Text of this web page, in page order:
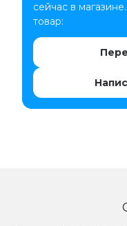
сейчас в
товар: